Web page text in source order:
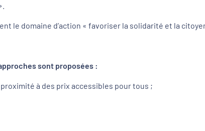
le domaine d’action « favoriser la solidarité et la
sont proposées :
à des prix accessibles pour tous ;